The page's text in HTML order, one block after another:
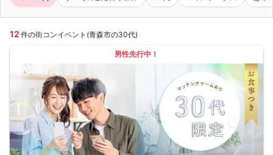
12 件の街コンイベント(青森市の30代)
男性先行中！